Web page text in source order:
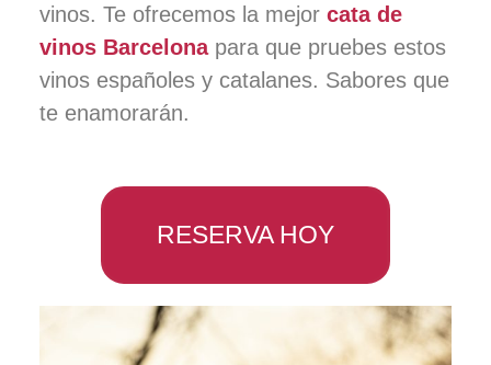
vinos. Te ofrecemos la mejorcata de
vinos Barcelonapara que pruebes estos
vinos españoles y catalanes. Sabores que
te enamorarán.
RESERVA HOY